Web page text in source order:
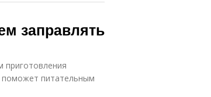
заправлять
приготовления
поможет питательным